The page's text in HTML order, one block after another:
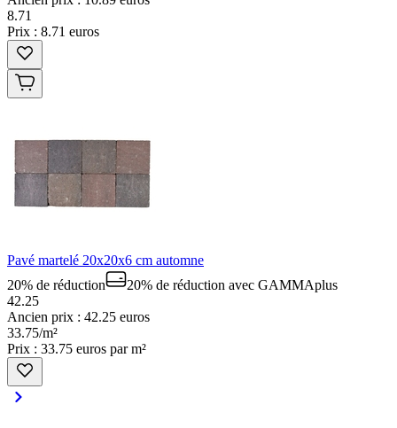
8.71
Prix : 8.71 euros
Pavé martelé 20x20x6 cm automne
20% de réduction
20% de réduction avec GAMMAplus
42.25
Ancien prix : 42.25 euros
33.75/m²
Prix : 33.75 euros par m²